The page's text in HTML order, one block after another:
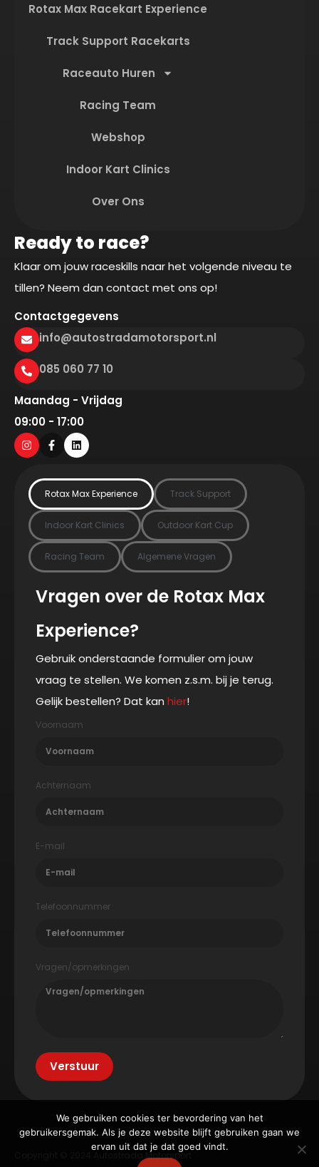
Rotax Max Racekart Experience
Track Support Racekarts
Raceauto Huren
Racing Team
Webshop
Indoor Kart Clinics
Over Ons
Ready to race?
Klaar om jouw raceskills naar het volgende niveau te
tillen? Neem dan contact met ons op!
Contactgegevens
info@autostradamotorsport.nl
085 060 77 10
Maandag - Vrijdag
09:00 - 17:00
Rotax Max Experience Track Support
Indoor Kart Clinics Outdoor Kart Cup
Racing Team Algemene Vragen
Vragen over de Rotax Max
Experience?
Gebruik onderstaande formulier om jouw
vraag te stellen. We komen z.s.m. bij je terug.
Gelijk bestellen? Dat kan hier!
Voornaam
Achternaam
E-mail
Telefoonnummer
Vragen/opmerkingen
Verstuur
Copyright © 2024 Autostrada Motorsport
We gebruiken cookies ter bevordering van het
gebruikersgemak. Als je deze website blijft gebruiken gaan we
ervan uit dat je dat goed vindt.